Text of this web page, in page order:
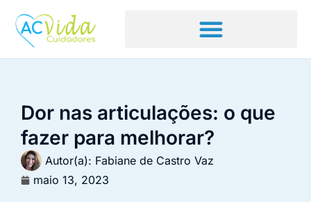
Dor nas articulações: o que
fazer para melhorar?
Autor(a): Fabiane de Castro Vaz
maio 13, 2023